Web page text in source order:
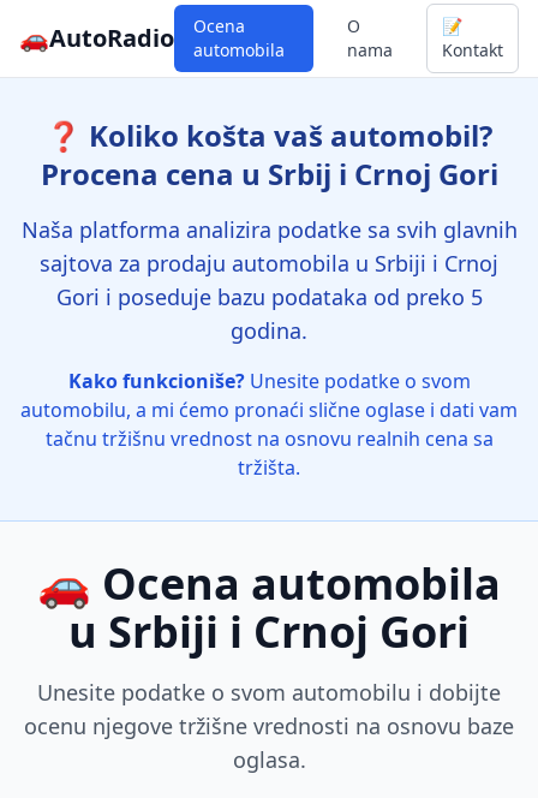
🚗AutoRadio
Ocena
automobila
O
nama
📝
Kontakt
❓ Koliko košta vaš automobil?
Procena cena u Srbij i Crnoj Gori
Naša platforma analizira podatke sa svih glavnih
sajtova za prodaju automobila u Srbiji i Crnoj
Gori i poseduje bazu podataka od preko 5
godina.
Kako funkcioniše?Unesite podatke o svom
automobilu, a mi ćemo pronaći slične oglase i dati vam
tačnu tržišnu vrednost na osnovu realnih cena sa
tržišta.
🚗 Ocena automobila
u Srbiji i Crnoj Gori
Unesite podatke o svom automobilu i dobijte
ocenu njegove tržišne vrednosti na osnovu baze
oglasa.